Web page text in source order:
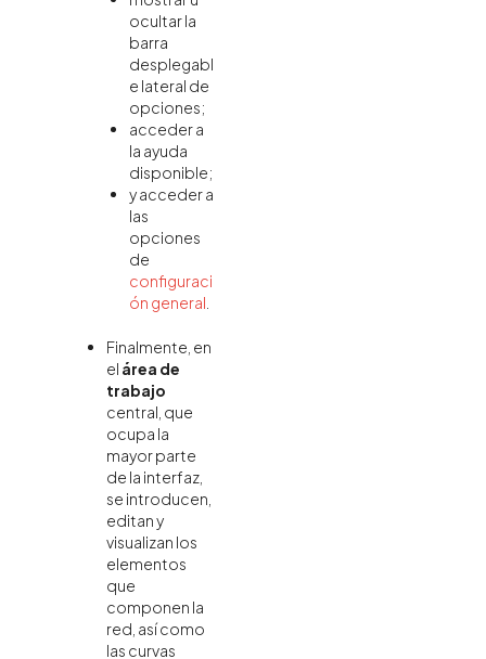
ocultar la
barra
desplegabl
e lateral de
opciones;
acceder a
la ayuda
disponible;
y acceder a
las
opciones
de
configuraci
ón general
Finalmente, en
el área de
trabajo
central, que
ocupa la
mayor parte
de la interfaz,
se introducen,
editan y
visualizan los
elementos
que
componen la
red, así como
las curvas